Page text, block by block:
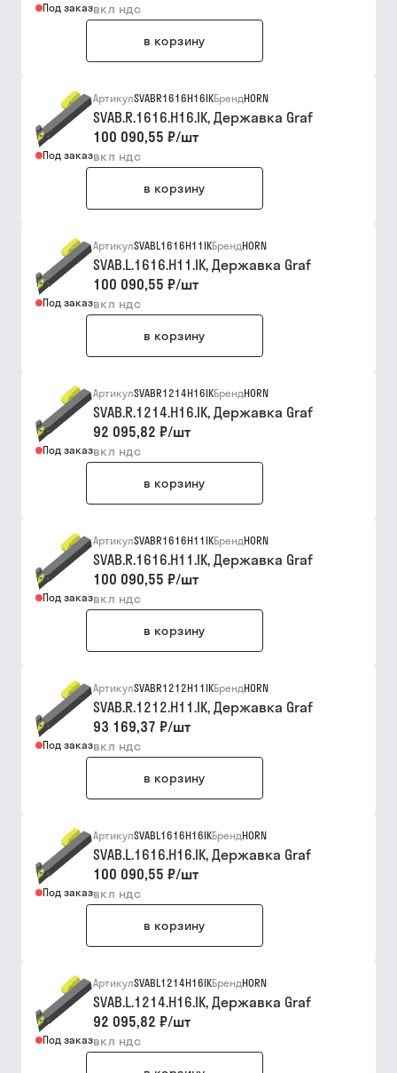
Под заказвкл ндс
в корзину
Под заказ
АртикулSVABR1616H16IKБрендHORN
SVAB.R.1616.H16.IK, Державка Graf
100 090,55 ₽/шт
вкл ндс
в корзину
Под заказ
АртикулSVABL1616H11IKБрендHORN
SVAB.L.1616.H11.IK, Державка Graf
100 090,55 ₽/шт
вкл ндс
в корзину
Под заказ
АртикулSVABR1214H16IKБрендHORN
SVAB.R.1214.H16.IK, Державка Graf
92 095,82 ₽/шт
вкл ндс
в корзину
Под заказ
АртикулSVABR1616H11IKБрендHORN
SVAB.R.1616.H11.IK, Державка Graf
100 090,55 ₽/шт
вкл ндс
в корзину
Под заказ
АртикулSVABR1212H11IKБрендHORN
SVAB.R.1212.H11.IK, Державка Graf
93 169,37 ₽/шт
вкл ндс
в корзину
Под заказ
АртикулSVABL1616H16IKБрендHORN
SVAB.L.1616.H16.IK, Державка Graf
100 090,55 ₽/шт
вкл ндс
в корзину
Под заказ
АртикулSVABL1214H16IKБрендHORN
SVAB.L.1214.H16.IK, Державка Graf
92 095,82 ₽/шт
вкл ндс